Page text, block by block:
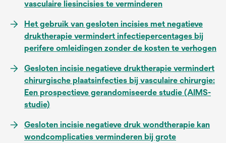
vasculaire liesincisies te verminderen
Het gebruik van gesloten incisies met negatieve
druktherapie vermindert infectiepercentages bij
perifere omleidingen zonder de kosten te verhogen
Gesloten incisie negatieve druktherapie vermindert
chirurgische plaatsinfecties bij vasculaire chirurgie:
Een prospectieve gerandomiseerde studie (AIMS-
studie)
Gesloten incisie negatieve druk wondtherapie kan
wondcomplicaties verminderen bij grote